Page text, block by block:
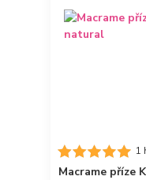
1
Macrame příze